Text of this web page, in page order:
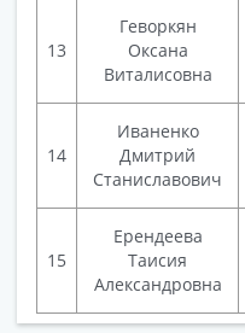
13
Геворкян
Оксана
Виталисовна
14
Иваненко
Дмитрий
Станиславович
15
Ерендеева
Таисия
Александровна